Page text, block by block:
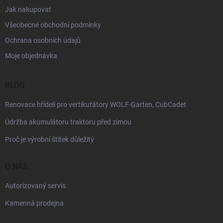
Jak nakupovat
Všeobecné obchodní podmínky
Ochrana osobních údajů
Moje objednávka
Renovace hřídelí pro vertikutátory WOLF-Garten, CubCadet
Údržba akumulátoru traktoru před zimou
Proč je výrobní štítek důležitý
Autorizovaný servis
Kamenná prodejna